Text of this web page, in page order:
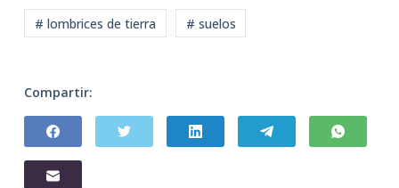
# lombrices de tierra # suelos
Compartir: